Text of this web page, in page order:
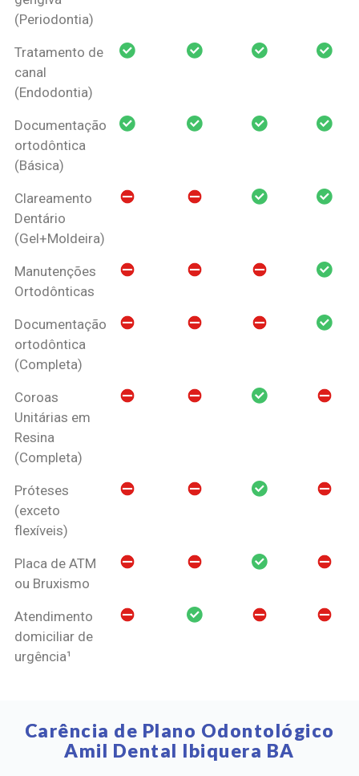
(Periodontia)
Tratamento de
canal
(Endodontia)
Documentação
ortodôntica
(Básica)
Clareamento
Dentário
(Gel+Moldeira)
Manutenções
Ortodônticas
Documentação
ortodôntica
(Completa)
Coroas
Unitárias em
Resina
(Completa)
Próteses
(exceto
flexíveis)
Placa de ATM
ou Bruxismo
Atendimento
domiciliar de
urgência¹
Carência de Plano Odontológico
Amil Dental Ibiquera BA